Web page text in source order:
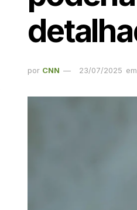
por CNN 23/07/2025 em